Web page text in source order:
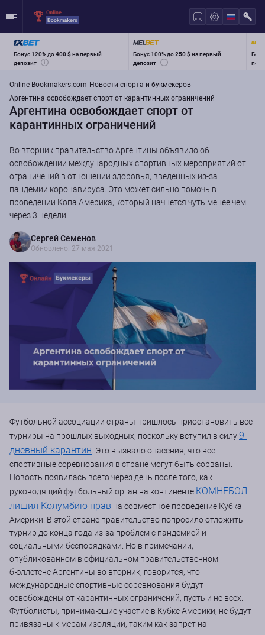
Бонус 120% до400 $на первый
депозит
Бонус 100% до250 $на первый
депозит
Online-Bookmakers.com Новости спорта и букмекеров
Аргентина освобождает спорт от карантинных ограничений
Аргентина освобождает спорт от
карантинных ограничений
Во вторник правительство Аргентины объявило об
освобождении международных спортивных мероприятий от
ограничений в отношении здоровья, введенных из-за
пандемии коронавируса. Это может сильно помочь в
проведении Копа Америка, который начнется чуть менее чем
через 3 недели.
Сергей Семенов
Обновлено: 27 мая 2021
Футбольной ассоциации страны пришлось приостановить все
турниры на прошлых выходных, поскольку вступил в силу9-
дневный карантин . Это вызвало опасения, что все
спортивные соревнования в стране могут быть сорваны.
Новость появилась всего через день после того, как
руководящий футбольный орган на континенте КОМНЕБОЛ
лишил Колумбию прав на совместное проведение Кубка
Америки. В этой стране правительство попросило отложить
турнир до конца года из-за проблем с пандемией и
социальными беспорядками. Но в примечании,
опубликованном в официальном правительственном
бюллетене Аргентины во вторник, говорится, что
международные спортивные соревнования будут
освобождены от карантинных ограничений, пусть и не всех.
Футболисты, принимающие участие в Кубке Америки, не будут
привязаны к мерам изоляции, таким как запрет на